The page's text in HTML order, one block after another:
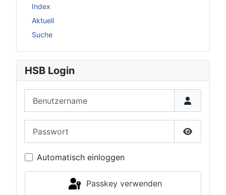
Index
Aktuell
Suche
HSB Login
Passwort
Automatisch einloggen
Passkey verwenden